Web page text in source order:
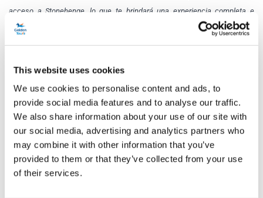
This website uses cookies
We use cookies to personalise content and ads, to
provide social media features and to analyse our traffic.
We also share information about your use of our site with
our social media, advertising and analytics partners who
may combine it with other information that you’ve
provided to them or that they’ve collected from your use
of their services.
acceso a Stonehenge, lo que te brindará una experiencia completa e
inmersiva.
Del 1 de abril al 5 de septiembre de 2026
Hora de entrada:13:45
Salida:14:00